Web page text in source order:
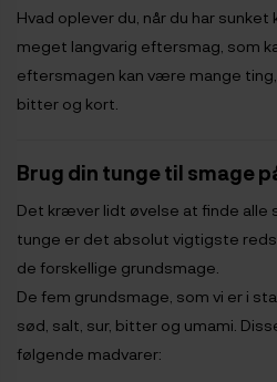
Hvad oplever du, når du har sunket
meget langvarig eftersmag, som
eftersmagen kan være mange ting,
bitter og kort.
Brug din tunge til smage
Det kræver lidt øvelse at finde alle
tunge er det absolut vigtigste
de forskellige grundsmage.
De fem grundsmage, som vi er i
sød, salt, sur, bitter og umami.
følgende madvarer: